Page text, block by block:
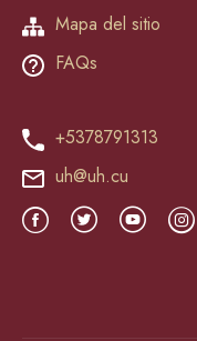
Mapa del sitio
FAQs
+5378791313
uh@uh.cu